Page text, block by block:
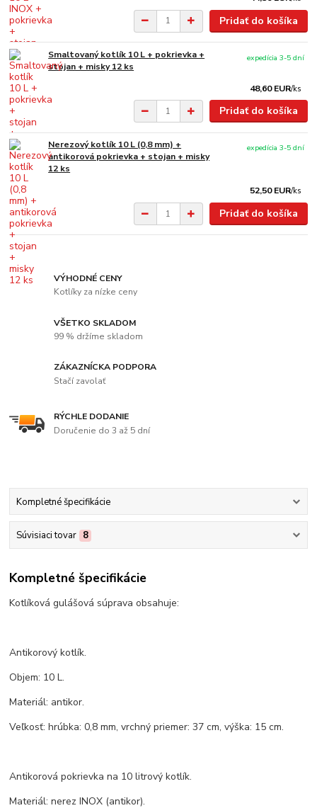
Pridať do košíka
Smaltovaný kotlík 10 L + pokrievka +
stojan + misky 12 ks
48,60 EUR/ks
expedícia 3-5 dní
Pridať do košíka
Nerezový kotlík 10 L (0,8 mm) +
antikorová pokrievka + stojan + misky
12 ks
52,50 EUR/ks
expedícia 3-5 dní
Pridať do košíka
VÝHODNÉ CENY
Kotlíky za nízke ceny
VŠETKO SKLADOM
99 % držíme skladom
ZÁKAZNÍCKA PODPORA
Stačí zavolať
RÝCHLE DODANIE
Doručenie do 3 až 5 dní
Kompletné špecifikácie
Súvisiaci tovar 8
Kompletné špecifikácie
Kotlíková gulášová súprava obsahuje:
Antikorový kotlík.
Objem: 10 L.
Materiál: antikor.
Veľkosť: hrúbka: 0,8 mm, vrchný priemer: 37 cm, výška: 15 cm.
Antikorová pokrievka na 10 litrový kotlík.
Materiál: nerez INOX (antikor).